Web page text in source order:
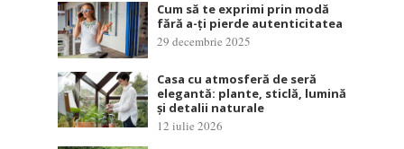
Cum să te exprimi prin modă
fără a-ți pierde autenticitatea
29 decembrie 2025
Casa cu atmosferă de seră
elegantă: plante, sticlă, lumină
și detalii naturale
12 iulie 2026